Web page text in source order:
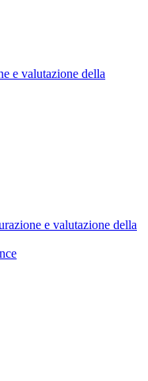
e valutazione della
e valutazione della